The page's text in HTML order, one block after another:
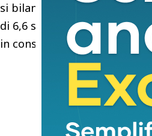
si bilanciano quasi
di 6,6 su dieci. Sufficienza
in considerazione il